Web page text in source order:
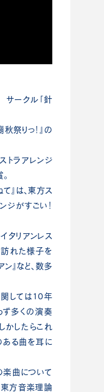
サークル「針
祭りっ！』の
トラアレンジ
』は、東方ス
ジがすごい！
タリアンレス
訪れた様子を
』など、数多
しては10年
ず多くの演奏
かしたらこれ
ある曲を耳に
曲について
方音楽理論